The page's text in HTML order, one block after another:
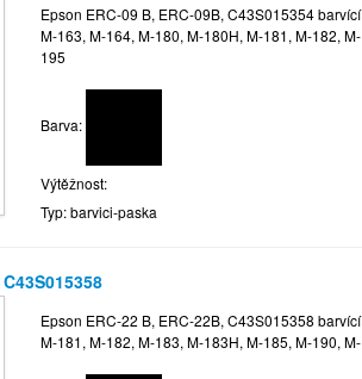
Epson ERC-09 B, ERC-09B, C43S015354
M-163, M-164, M-180, M-180H, M-181, M-182,
195
Barva:
Výtěžnost:
Typ: barvici-paska
Epson ERC-22 B, ERC-22B, C43S015358
M-181, M-182, M-183, M-183H, M-185, M-190,